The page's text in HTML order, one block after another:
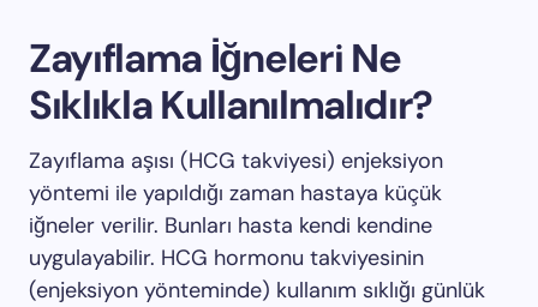
Zayıflama İğneleri Ne
Sıklıkla Kullanılmalıdır?
Zayıflama aşısı (HCG takviyesi) enjeksiyon
yöntemi ile yapıldığı zaman hastaya küçük
iğneler verilir. Bunları hasta kendi kendine
uygulayabilir. HCG hormonu takviyesinin
(enjeksiyon yönteminde) kullanım sıklığı günlük